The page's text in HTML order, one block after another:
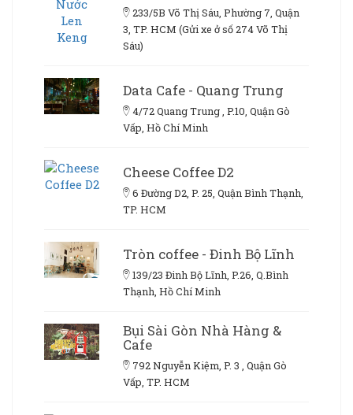
233/5B Võ Thị Sáu, Phường 7, Quận
3, TP. HCM (Gửi xe ở số 274 Võ Thị
Sáu)
Data Cafe - Quang Trung
4/72 Quang Trung , P.10, Quận Gò
Vấp, Hồ Chí Minh
Cheese Coffee D2
6 Đường D2, P. 25, Quận Bình Thạnh,
TP. HCM
Tròn coffee - Đinh Bộ Lĩnh
139/23 Đinh Bộ Lĩnh, P.26, Q.Bình
Thạnh, Hồ Chí Minh
Bụi Sài Gòn Nhà Hàng &
Cafe
792 Nguyễn Kiệm, P. 3 , Quận Gò
Vấp, TP. HCM